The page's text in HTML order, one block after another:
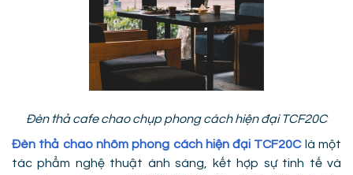
Đèn thả cafe chao chụp phong cách hiện đại TCF20C
Đèn thả chao nhôm phong cách hiện đại TCF20Clà một
tác phẩm nghệ thuật ánh sáng, kết hợp sự tinh tế và